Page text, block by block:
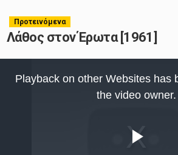
Προτεινόμενα
Λάθος στον Έρωτα [1961]
Playback on other Websites has
the video owner.